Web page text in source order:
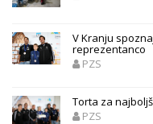
V Kranju
reprezentanco
PZS
Torta za
PZS